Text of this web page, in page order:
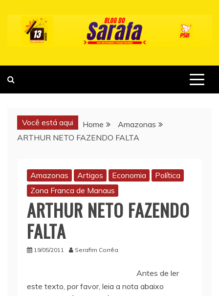
content
Você está aqui Home
Amazonas
ARTHUR NETO FAZENDO FALTA
Amazonas Artigos Economia
Política
Zona Franca de Manaus
ARTHUR NETO FAZENDO
FALTA
19/05/2011 Serafim Corrêa
Antes de ler
este texto, por favor, leia a nota abaixo